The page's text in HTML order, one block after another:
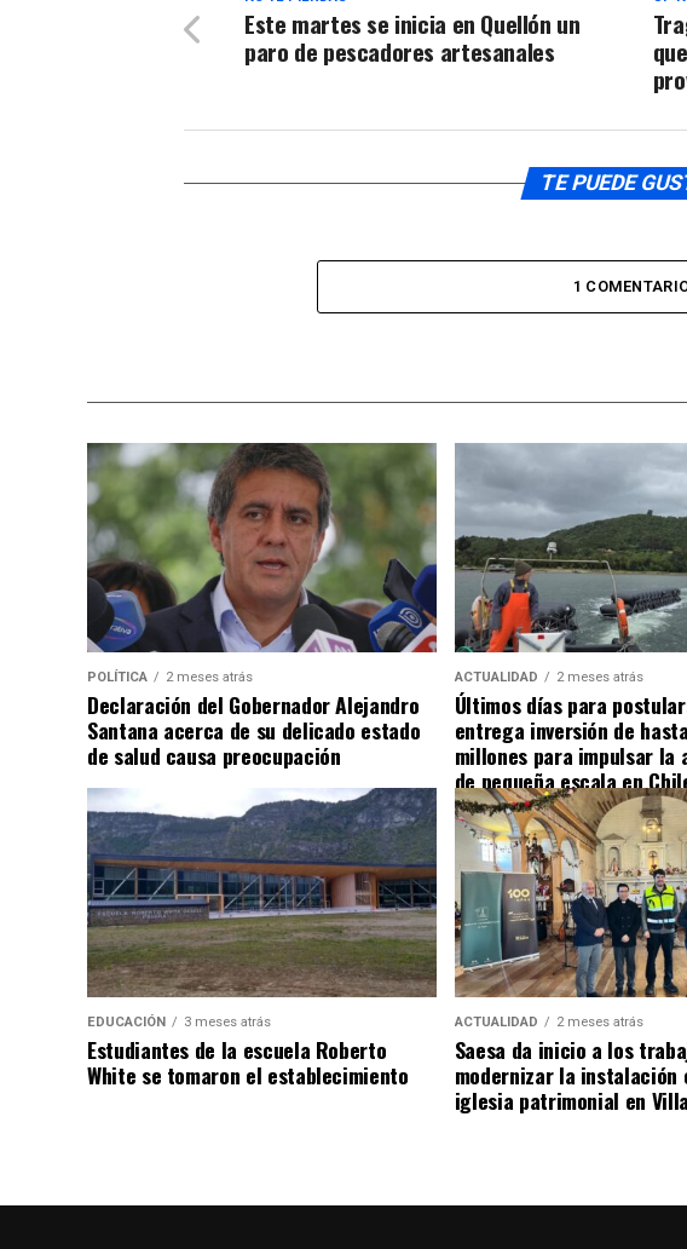
Este martes se inicia en Quellón un
paro de pescadores artesanales
TE PUEDE
1
POLÍTICA 2 meses atrás
Declaración del Gobernador Alejandro
Santana acerca de su delicado estado
de salud causa preocupación
ACTUALIDAD 2 meses atrás
Últimos días para
entrega inversión de
millones para impulsar la
de pequeña escala en
EDUCACIÓN 3 meses atrás
Estudiantes de la escuela Roberto
White se tomaron el establecimiento
ACTUALIDAD 2 meses atrás
Saesa da inicio a los
modernizar la
iglesia patrimonial en